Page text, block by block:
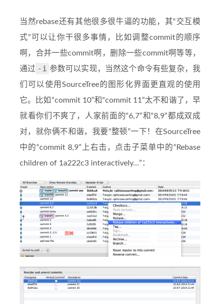
当然rebase还有其他很多很牛逼的功能，其“交互模
式”可以让你干很多事情，比如调整commit的顺序
啊，合并一些commit啊，删除一些commit啊等等，
通过 -i 参数可以实现，当然这个命令有些复杂，我
们可以使用SourceTree的图形化界面更直观的使用
它。比如“commit 10”和“commit 11”太不和谐了，早
就看你们不爽了，人家前面的“6,7”和“8,9”都成双成
对，就你俩不和谐，我要“整顿”一下！在SourceTree
中的“commit 8,9”上右击，点击子菜单中的“Rebase
children of 1a222c3 interactively…”：